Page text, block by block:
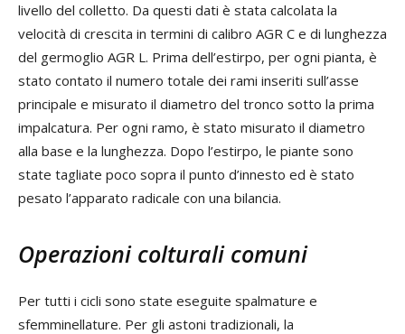
livello del colletto. Da questi dati è stata calcolata la
velocità di crescita in termini di calibro AGR C e di lunghezza
del germoglio AGR L. Prima dell’estirpo, per ogni pianta, è
stato contato il numero totale dei rami inseriti sull’asse
principale e misurato il diametro del tronco sotto la prima
impalcatura. Per ogni ramo, è stato misurato il diametro
alla base e la lunghezza. Dopo l’estirpo, le piante sono
state tagliate poco sopra il punto d’innesto ed è stato
pesato l’apparato radicale con una bilancia.
Operazioni colturali comuni
Per tutti i cicli sono state eseguite spalmature e
sfemminellature. Per gli astoni tradizionali, la